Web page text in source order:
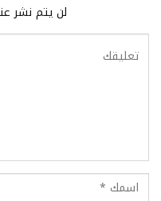
لن يتم نشر